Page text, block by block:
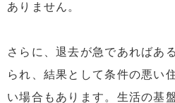
ありません。
さらに、退去が急であればあ
られ、結果として条件の悪い
い場合もあります。生活の基